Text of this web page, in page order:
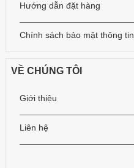
Hướng dẫn đặt hàng
Chính sách bảo mật thông tin
VỀ CHÚNG TÔI
Giới thiệu
Liên hệ